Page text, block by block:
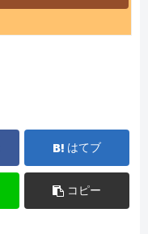
はてブ
コピー